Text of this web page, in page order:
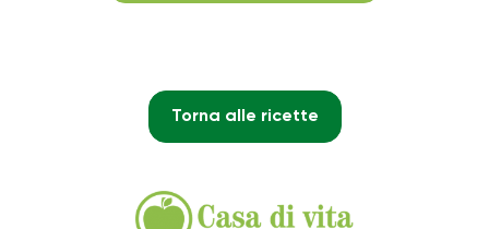
Torna alle ricette